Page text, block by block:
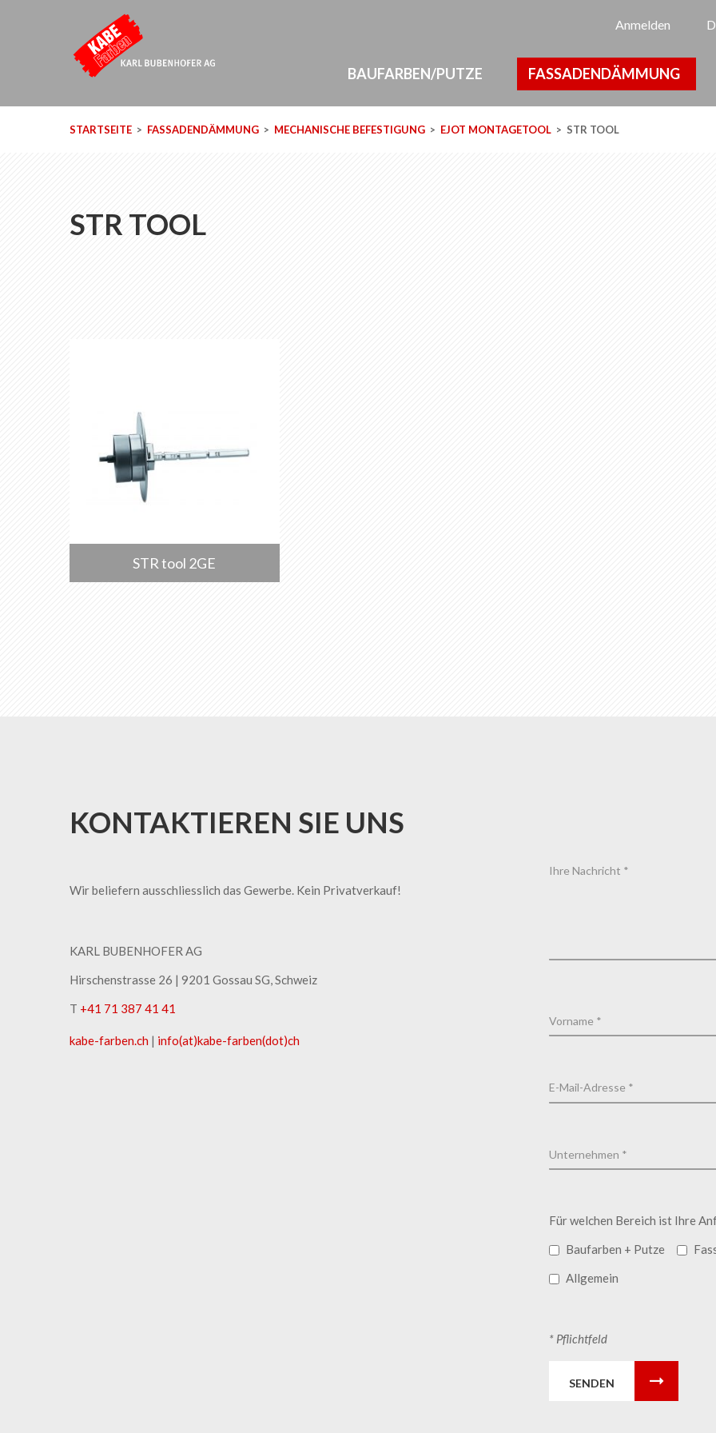
Anmelden
BAUFARBEN/PUTZE FASSADENDÄMMUNG
STARTSEITE FASSADENDÄMMUNG MECHANISCHE BEFESTIGUNG EJOT MONTAGETOOL STR TOOL
STR TOOL
STR tool 2GE
KONTAKTIEREN SIE UNS
Wir beliefern ausschliesslich das Gewerbe. Kein Privatverkauf!
KARL BUBENHOFER AG
Hirschenstrasse 26 | ​9201 Gossau SG, Schweiz
T +41 71 387 41 41
kabe-​farben.ch | info(at)kabe-​farben(dot)ch
Für welchen Bereich ist Ihre
Baufarben + Putze
Allgemein
* Pflichtfeld
SENDEN